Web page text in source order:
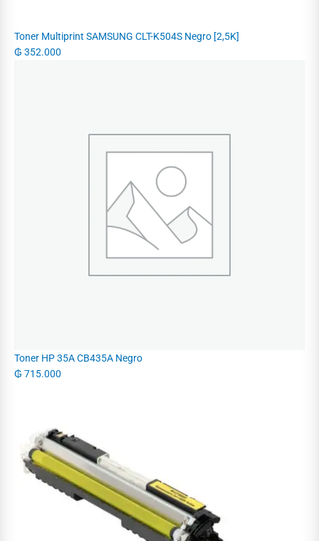
Toner Multiprint SAMSUNG CLT-K504S Negro [2,5K]
₲ 352.000
Toner HP 35A CB435A Negro
₲ 715.000